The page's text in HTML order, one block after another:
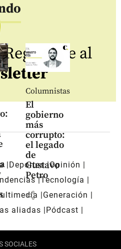
Columnistas
El
gobierno
más
corrupto:
el legado
de
Gustavo
Petro
share
Regístrate al
Deportes Opinión
Tecnología
Generación
aliadas
Pódcast
SOCIALES